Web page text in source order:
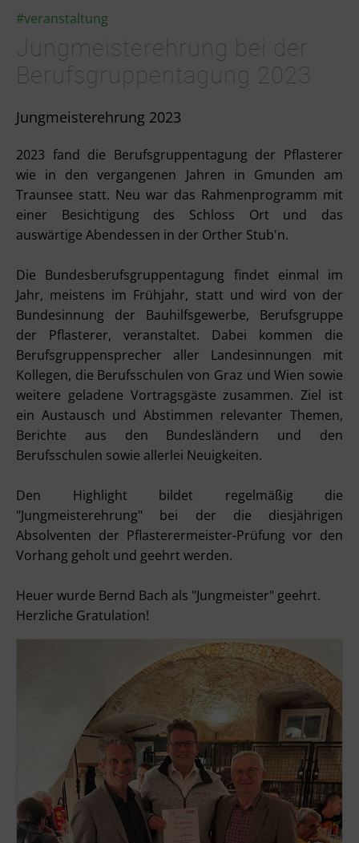
#veranstaltung
Jungmeisterehrung bei der
Berufsgruppentagung 2023
Jungmeisterehrung 2023
2023 fand die Berufsgruppentagung der Pflasterer
wie in den vergangenen Jahren in Gmunden am
Traunsee statt. Neu war das Rahmenprogramm mit
einer Besichtigung des Schloss Ort und das
auswärtige Abendessen in der Orther Stub'n.
Die Bundesberufsgruppentagung findet einmal im
Jahr, meistens im Frühjahr, statt und wird von der
Bundesinnung der Bauhilfsgewerbe, Berufsgruppe
der Pflasterer, veranstaltet. Dabei kommen die
Berufsgruppensprecher aller Landesinnungen mit
Kollegen, die Berufsschulen von Graz und Wien sowie
weitere geladene Vortragsgäste zusammen. Ziel ist
ein Austausch und Abstimmen relevanter Themen,
Berichte aus den Bundesländern und den
Berufsschulen sowie allerlei Neuigkeiten.
Den Highlight bildet regelmäßig die
"Jungmeisterehrung" bei der die diesjährigen
Absolventen der Pflasterermeister-Prüfung vor den
Vorhang geholt und geehrt werden.
Heuer wurde Bernd Bach als "Jungmeister" geehrt.
Herzliche Gratulation!